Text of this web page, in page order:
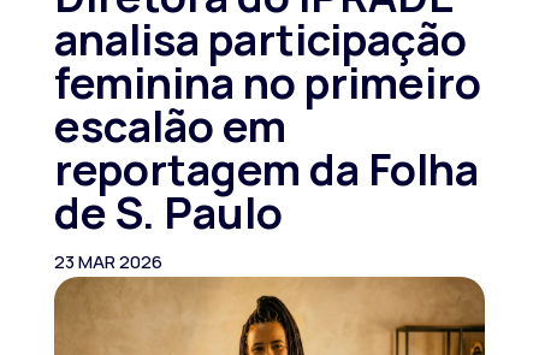
analisa participação
feminina no primeiro
escalão em
reportagem da Folha
de S. Paulo
23 MAR 2026